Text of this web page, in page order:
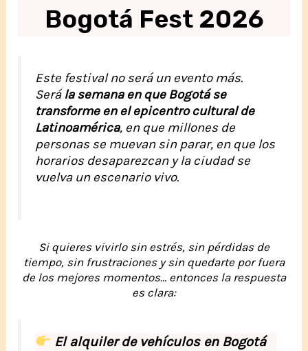
Bogotá Fest 2026
Este festival no será un evento más.
Serála semana en que Bogotá se
transforme en el epicentro cultural de
Latinoamérica, en que millones de
personas se muevan sin parar, en que los
horarios desaparezcan y la ciudad se
vuelva un escenario vivo.
Si quieres vivirlo sin estrés, sin pérdidas de
tiempo, sin frustraciones y sin quedarte por fuera
de los mejores momentos… entonces la respuesta
es clara:
El alquiler de vehículos en Bogotá